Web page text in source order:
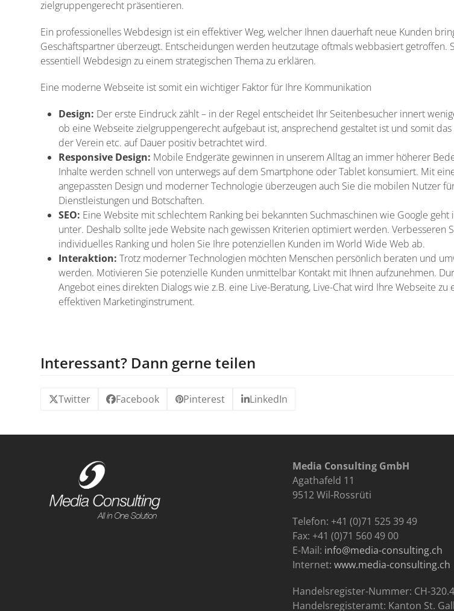
zielgruppengerecht präsentieren.
Ein professionelles Webdesign ist ein effektiver Weg, welcher Ihnen dauerhaft neue Kunden
Geschäftspartner überzeugt. Entscheidungen werden heutzutage oftmals webbasiert getroffen.
essentiell Webdesign zu einem strategischen Thema zu erklären.
Eine moderne Webseite ist somit ein wichtiger Faktor für Ihre Kommunikation
Design: Der erste Eindruck zählt – in der Regel entscheidet Ihr Seitenbesucher innert
ob eine Webseite zielgruppengerecht aufgebaut ist, ansprechend gestaltet ist und somit
der Verein etc. auf Dauer positiv betrachtet wird.
Responsive Design: Mobile Endgeräte gewinnen in unserem Alltag an immer höherer
Inhalte werden schnell von unterwegs auf dem Smartphone oder Tablet konsumiert. Mit
angepassten Design und moderner Technologie überzeugen auch Sie die mobilen Nutzer
Dienstleistungen und Botschaften.
SEO: Eine Website mit schlechtem Ranking bei bekannten Suchmaschinen wie Google geht
unter. Deshalb sollte jede Website nach gewissen Kriterien optimiert werden. Verbesseren
individuelles Ranking und holen Sie Ihre potenziellen Kunden im World Wide Web ab.
Interaktion: Trotz moderner Technologien möchten Menschen persönlich beraten und
werden. Motivieren Sie potenzielle Kunden unmittelbar Kontakt mit Ihnen aufzunehmen.
Angebot eines direkten Dialogs wie z.B. eine Live-Beratung, Live-Chat wird Ihre Webseite zu
effektiven Marketinginstrument.
Interessant? Dann gerne teilen
Twitter Facebook Pinterest LinkedIn
Media Consulting GmbH
Agathafeld 11
9512 Wil-Rossrüti
Telefon: +41 (0)71 525 39 49
Fax: +41 (0)71 560 49 00
E-Mail: info@media-consulting.ch
Internet:www.media-consulting.ch
Handelsregister-Nummer: CH-
Handelsregisteramt: Kanton St.